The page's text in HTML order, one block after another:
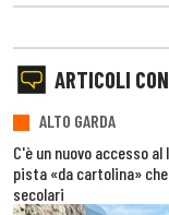
ARTICOLI
ALTO GARDA
C'è un nuovo accesso
pista «da cartolina»
secolari